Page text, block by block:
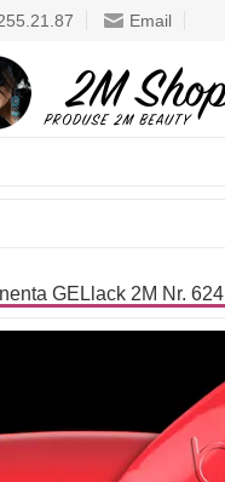
Email
GELlack 2M Nr. 624